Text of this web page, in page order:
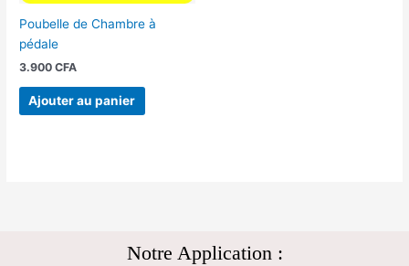
Poubelle de Chambre à
pédale
3.900CFA
Ajouter au panier
Notre Application :